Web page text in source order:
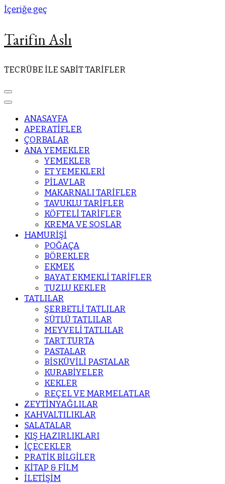
İçeriğe geç
Tarifin Aslı
TECRÜBE İLE SABİT TARİFLER
ANASAYFA
APERATİFLER
ÇORBALAR
ANA YEMEKLER
YEMEKLER
ET YEMEKLERİ
PİLAVLAR
MAKARNALI TARİFLER
TAVUKLU TARİFLER
KÖFTELİ TARİFLER
KREMA VE SOSLAR
HAMURİŞİ
POĞAÇA
BÖREKLER
EKMEK
BAYAT EKMEKLİ TARİFLER
TUZLU KEKLER
TATLILAR
ŞERBETLİ TATLILAR
SÜTLÜ TATLILAR
MEYVELİ TATLILAR
TART TURTA
PASTALAR
BİSKÜVİLİ PASTALAR
KURABİYELER
KEKLER
REÇEL VE MARMELATLAR
ZEYTİNYAĞLILAR
KAHVALTILIKLAR
SALATALAR
KIŞ HAZIRLIKLARI
İÇECEKLER
PRATİK BİLGİLER
KİTAP & FİLM
İLETİŞİM